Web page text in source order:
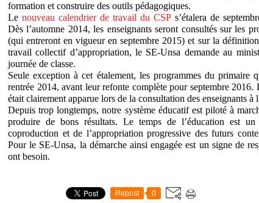
formation et construire des outils pédagogiques.
Lenouveau calendrier de travail du CSPs’étalera de
Dès l’automne 2014, les enseignants seront consultés sur les
(qui entreront en vigueur en septembre 2015) et sur la
travail collectif d’appropriation, le SE-Unsa demande au
journée de classe.
Seule exception à cet étalement, les programmes du primaire
rentrée 2014, avant leur refonte complète pour septembre 2016.
était clairement apparue lors de la consultation des enseignants à
Depuis trop longtemps, notre système éducatif est piloté à
produire de bons résultats. Le temps de l’éducation est
coproduction et de l’appropriation progressive des futurs
Pour le SE-Unsa, la démarche ainsi engagée est un signe de
ont besoin.
Repost 0